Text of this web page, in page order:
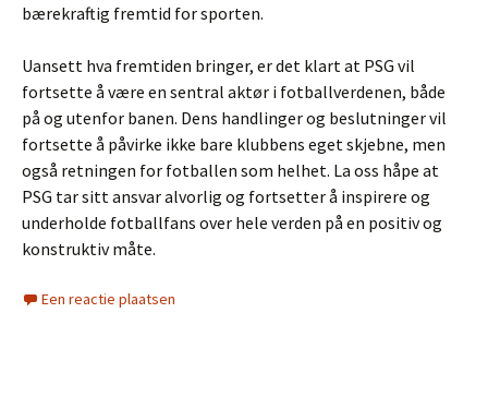
bærekraftig fremtid for sporten.
Uansett hva fremtiden bringer, er det klart at PSG vil
fortsette å være en sentral aktør i fotballverdenen, både
på og utenfor banen. Dens handlinger og beslutninger vil
fortsette å påvirke ikke bare klubbens eget skjebne, men
også retningen for fotballen som helhet. La oss håpe at
PSG tar sitt ansvar alvorlig og fortsetter å inspirere og
underholde fotballfans over hele verden på en positiv og
konstruktiv måte.
Een reactie plaatsen